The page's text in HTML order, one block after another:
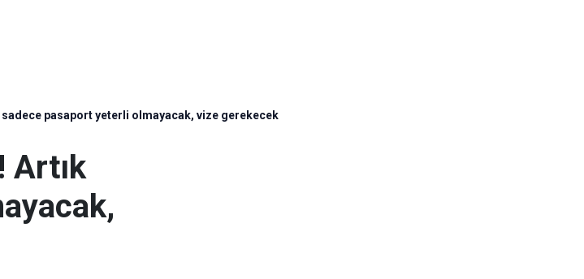
sadece pasaport yeterli olmayacak, vize gerekecek
Artık